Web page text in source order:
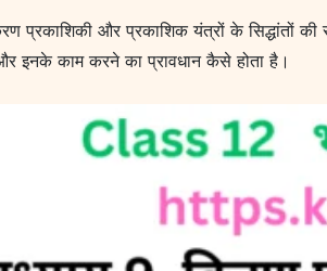
प्रकाशिकी और प्रकाशिक यंत्रों के
इनके काम करने का प्रावधान कैसे होता है।